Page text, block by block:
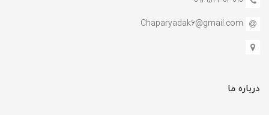
Chaparyadak6@gmail.com
درباره ما